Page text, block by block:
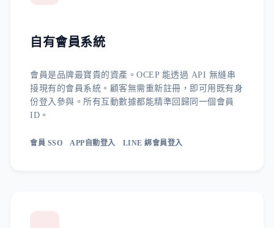
自有會員系統
會員是品牌最寶貴的資產。OCEP 能透過 API 無縫串
接現有的會員系統。顧客無需重新註冊，即可用既有身
份登入參與。所有互動數據都能精準回歸同一個會員
ID。
會員 SSO APP自動登入 LINE 綁會員登入